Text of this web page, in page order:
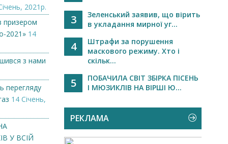
2021р.
призером
2021» 14
з нами
перегляду
14 Січень,
У ВСІЙ
3
Зеленський заявив, що вірить
в укладання мирної уг...
4
Штрафи за порушення
маскового режиму. Хто і
скільк...
5
ПОБАЧИЛА СВІТ ЗБІРКА ПІСЕНЬ
І МЮЗИКЛІВ НА ВІРШІ Ю...
РЕКЛАМА